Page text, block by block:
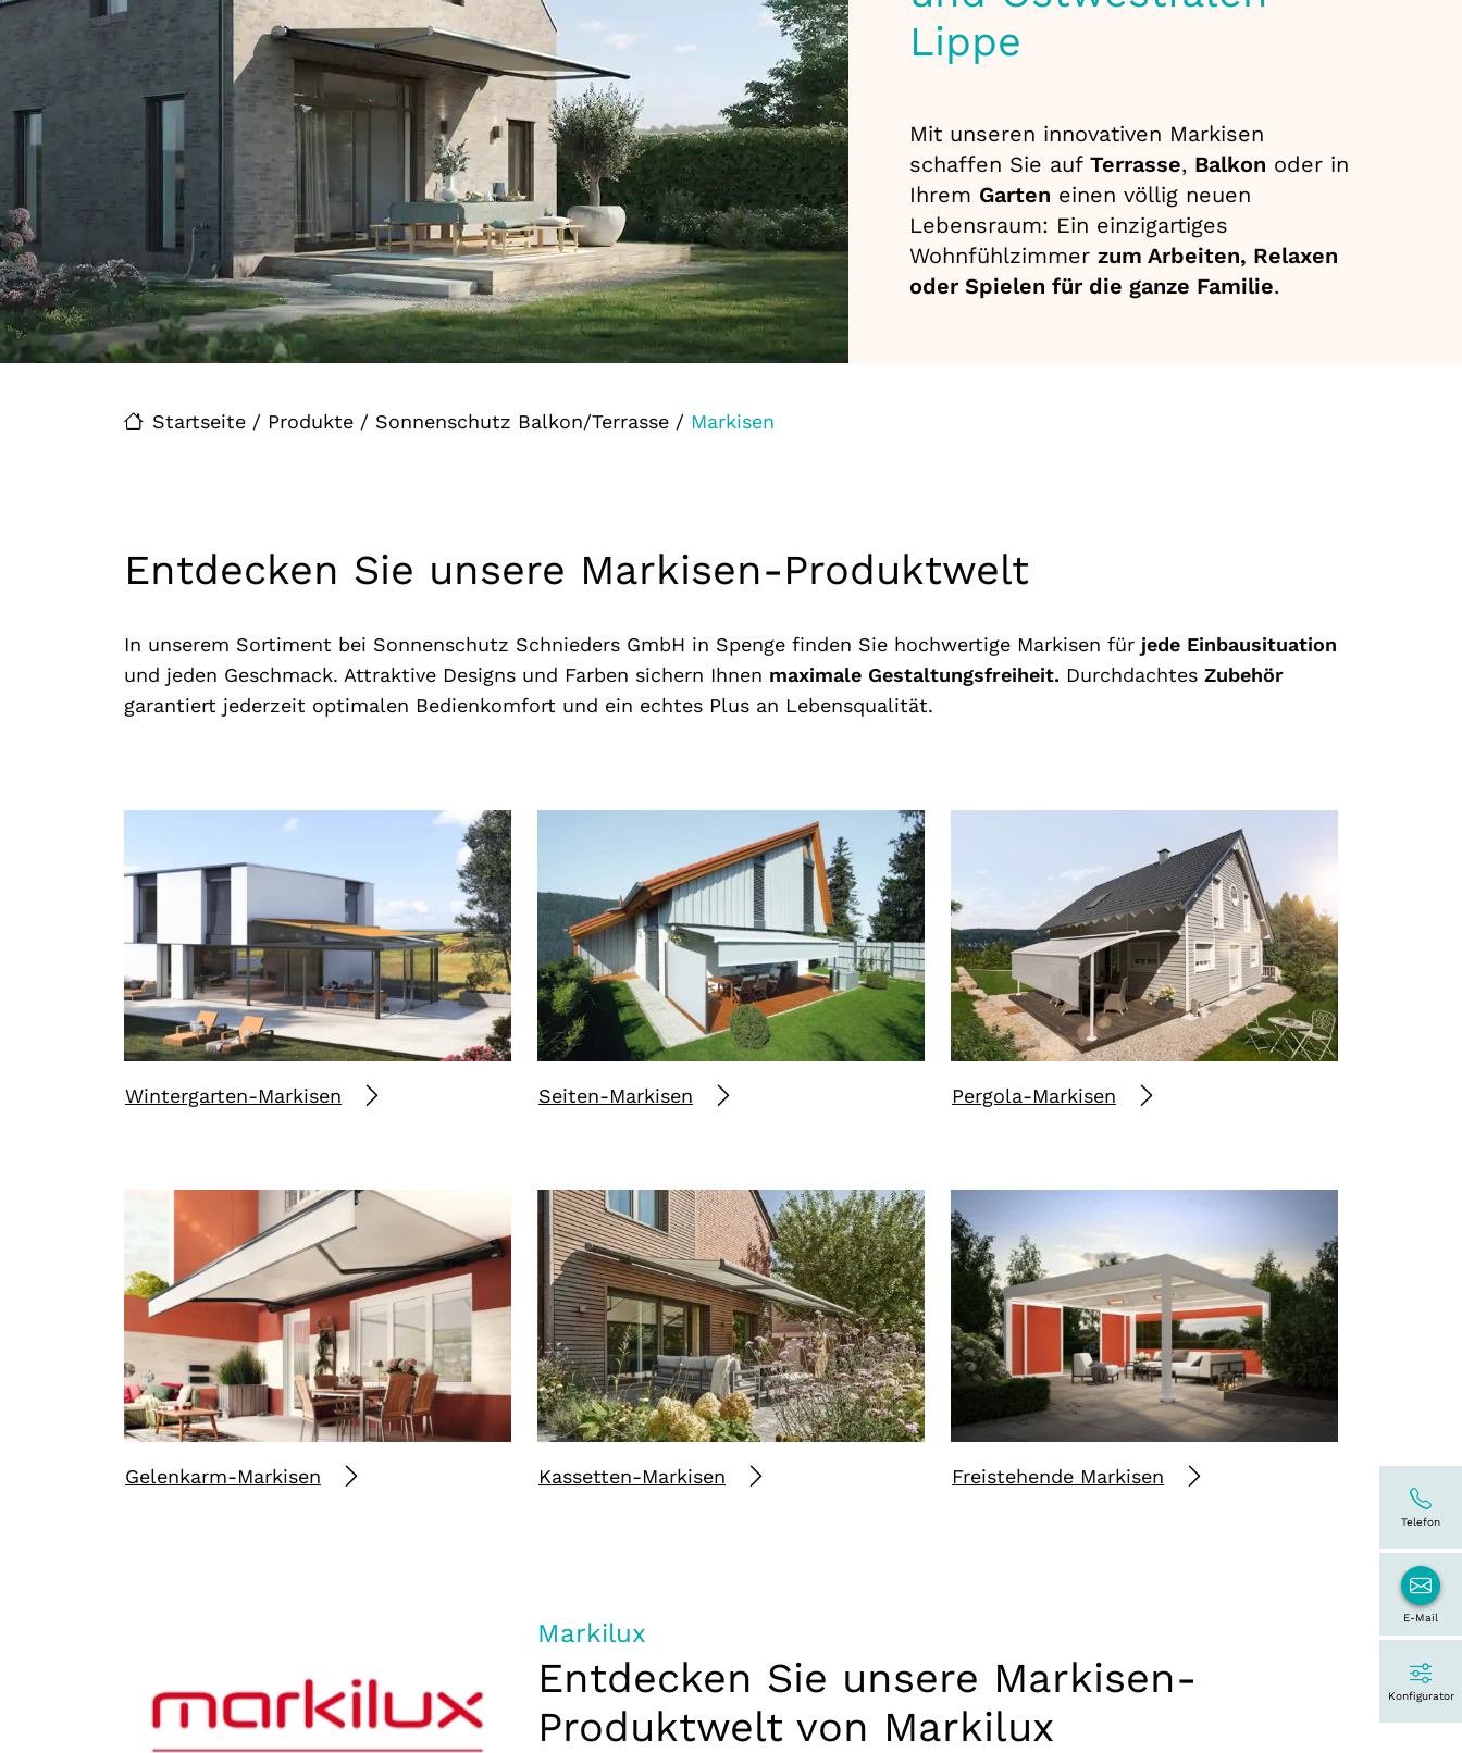
Startseite / Produkte / Sonnenschutz Balkon/Terrasse / Markisen
Lippe
Mit unseren innovativen Markisen
schaffen Sie auf Terrasse, Balkon oder in
Ihrem Garten einen völlig neuen
Lebensraum: Ein einzigartiges
Wohnfühlzimmer zum Arbeiten, Relaxen
oder Spielen für die ganze Familie.
Entdecken Sie unsere Markisen-Produktwelt
In unserem Sortiment bei Sonnenschutz Schnieders GmbH in Spenge finden Sie hochwertige Markisen für jede Einbausituation
und jeden Geschmack. Attraktive Designs und Farben sichern Ihnen maximale Gestaltungsfreiheit. Durchdachtes Zubehör
garantiert jederzeit optimalen Bedienkomfort und ein echtes Plus an Lebensqualität.
Wintergarten-Markisen Seiten-Markisen Pergola-Markisen
Gelenkarm-Markisen Kassetten-Markisen Freistehende Markisen
Markilux
Entdecken Sie unsere Markisen-
Produktwelt von Markilux
Telefon
E-Mail
Konfigurator